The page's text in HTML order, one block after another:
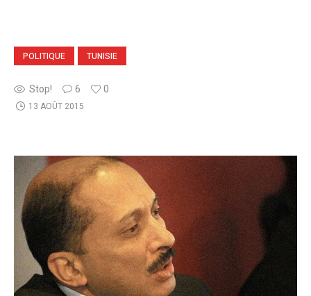
POLITIQUE TUNISIE
Stop! 6 0
13 AOÛT 2015